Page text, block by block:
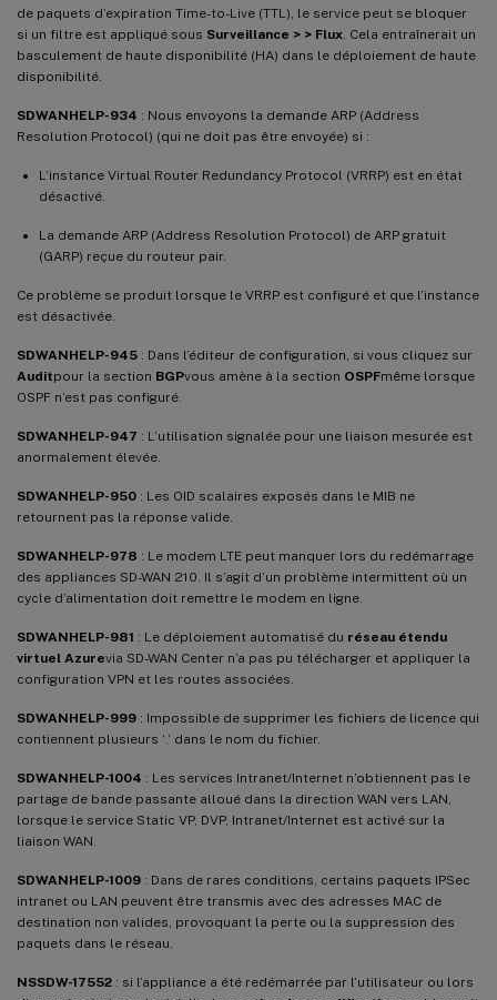
de paquets d’expiration Time-to-Live (TTL), le service peut se bloquer
si un filtre est appliqué sous Surveillance > > Flux . Cela entraînerait un
basculement de haute disponibilité (HA) dans le déploiement de haute
disponibilité.
SDWANHELP-934 : Nous envoyons la demande ARP (Address
Resolution Protocol) (qui ne doit pas être envoyée) si :
L’instance Virtual Router Redundancy Protocol (VRRP) est en état
désactivé.
La demande ARP (Address Resolution Protocol) de ARP gratuit
(GARP) reçue du routeur pair.
Ce problème se produit lorsque le VRRP est configuré et que l’instance
est désactivée.
SDWANHELP-945 : Dans l’éditeur de configuration, si vous cliquez sur
Auditpour la section BGPvous amène à la section OSPFmême lorsque
OSPF n’est pas configuré.
SDWANHELP-947 : L’utilisation signalée pour une liaison mesurée est
anormalement élevée.
SDWANHELP-950 : Les OID scalaires exposés dans le MIB ne
retournent pas la réponse valide.
SDWANHELP-978 : Le modem LTE peut manquer lors du redémarrage
des appliances SD-WAN 210. Il s’agit d’un problème intermittent où un
cycle d’alimentation doit remettre le modem en ligne.
SDWANHELP-981 : Le déploiement automatisé du réseau étendu
virtuel Azurevia SD-WAN Center n’a pas pu télécharger et appliquer la
configuration VPN et les routes associées.
SDWANHELP-999 : Impossible de supprimer les fichiers de licence qui
contiennent plusieurs ‘.’ dans le nom du fichier.
SDWANHELP-1004 : Les services Intranet/Internet n’obtiennent pas le
partage de bande passante alloué dans la direction WAN vers LAN,
lorsque le service Static VP, DVP, Intranet/Internet est activé sur la
liaison WAN.
SDWANHELP-1009 : Dans de rares conditions, certains paquets IPSec
intranet ou LAN peuvent être transmis avec des adresses MAC de
destination non valides, provoquant la perte ou la suppression des
paquets dans le réseau.
NSSDW-17552 : si l’appliance a été redémarrée par l’utilisateur ou lors